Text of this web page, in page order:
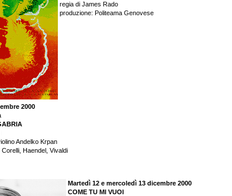
regia di James Rado
produzione: Politeama Genovese
2000
Andelko Krpan
Haendel, Vivaldi
Martedì 12 e mercoledì 13 dicembre 2000
COME TU MI VUOI